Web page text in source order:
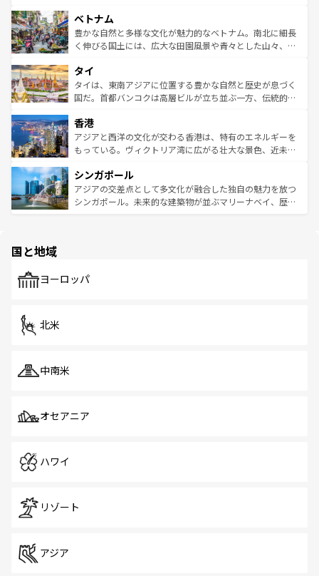
参照してほしい。
容にもいいと評判のスイーツなど、バラエティ豊かな料理
が味わえる。 なお、新着の台湾情報は コンテンツ一覧を参
照してほしい。
き、地方に足を延ばせば四季折々の自然美を楽しむことが
できる。そして、キムチや焼肉、絶品のストリートフード
まで、さまざまな韓国料理が待っている。夜には、韓国な
リティに包まれながら、韓国の多彩な魅力を心ゆくまで味
わってみてほしい。 なお、新着の韓国情報はコンテンツ一
覧を参照してほしい。
ベトナム
豊かな自然と多様な文化が魅力的なベトナム。南北に細長
く伸びる国土には、広大な田園風景や青々とした山々、世
急速な発展と共に伝統が息づく。ハノイの古い町並みやホ
ーチミン市のフランス統治時代の建物も、独特の雰囲気を
醸し出している。また、バラエティの豊かさとおいしさで
とつ。フォーやバインミー、ベトナムコーヒーなどは、ぜ
ひ現地で味わいたい。どの地域を訪れてもあたたかい人々
が旅行者を迎えてくれるので、きっと忘れられない旅にな
参照してほしい。
タイ
タイは、東南アジアに位置する豊かな自然と歴史が息づく
国だ。首都バンコクは高層ビルが立ち並ぶ一方、伝統的な
の活気が交差している。北部ではチェンマイなどの山岳地
帯で自然と触れ合い、南部ではプーケットやクラビの美し
いビーチでリゾート気分を楽しむことができる。タイ料理
激する。気候は一年中温暖で、どの季節にも異なる楽しみ
が待っている。親しみやすいタイの人々、仏教を中心とし
た文化、そして多様な観光資源が、訪れる旅人を魅了し続
香港
アジアと西洋の文化が交わる香港は、特有のエネルギーを
もっている。ヴィクトリア湾に広がる壮大な景色、近未来
み、どこを訪れても感動するはず。観光スポットが密集し
ており、効率よく見どころを回れるのも魅力。息をのむよ
うな絶景から文化的な体験まで、香港を存分に楽しみ尽く
シンガポール
アジアの交差点として多文化が融合した独自の魅力を放つ
シンガポール。未来的な建築物が並ぶマリーナベイ、歴史
で、ホーカーズは地元の風情を楽しめる外せないスポット
国と地域
ヨーロッパ
北米
中南米
オセアニア
ハワイ
リゾート
アジア